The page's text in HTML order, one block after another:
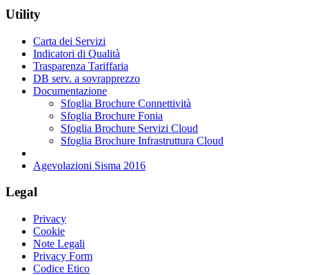
Utility
Carta dei Servizi
Indicatori di Qualità
Trasparenza Tariffaria
DB serv. a sovrapprezzo
Documentazione
Sfoglia Brochure Connettività
Sfoglia Brochure Fonia
Sfoglia Brochure Servizi Cloud
Sfoglia Brochure Infrastruttura Cloud
Agevolazioni Sisma 2016
Legal
Privacy
Cookie
Note Legali
Privacy Form
Codice Etico